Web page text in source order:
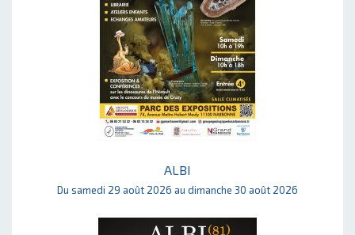
ALBI
Du samedi 29 août 2026 au dimanche 30 août 2026